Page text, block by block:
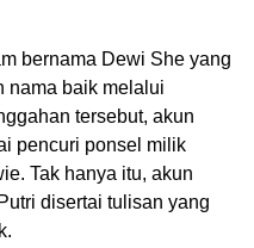
bernama Dewi She yang
nama baik melalui
tersebut, akun
pencuri ponsel milik
Tak hanya itu, akun
disertai tulisan yang